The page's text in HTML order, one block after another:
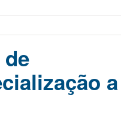
a